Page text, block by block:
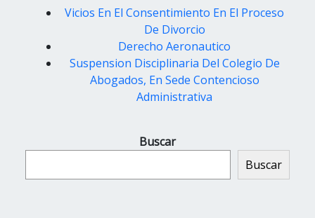
Vicios En El Consentimiento En El Proceso
De Divorcio
Derecho Aeronautico
Suspension Disciplinaria Del Colegio De
Abogados, En Sede Contencioso
Administrativa
Buscar
Buscar